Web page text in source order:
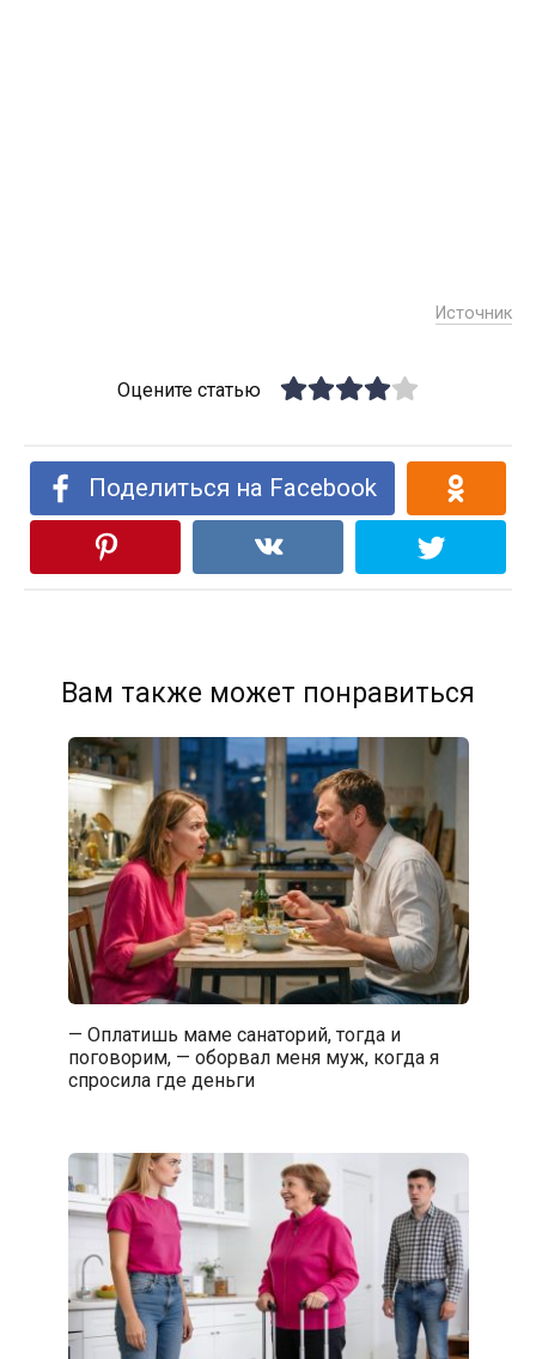
Источник
Оцените статью
Поделиться на Facebook
Вам также может понравиться
— Оплатишь маме санаторий, тогда и
поговорим, — оборвал меня муж, когда я
спросила где деньги